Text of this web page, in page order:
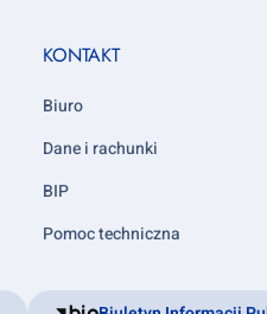
KONTAKT
Biuro
Dane i rachunki
BIP
Pomoc techniczna